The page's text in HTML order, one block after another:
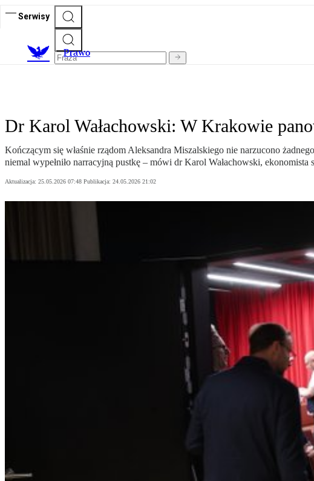
Serwisy
Prawo
Dr Karol Wałachowski: W Krakowie
Kończącym się właśnie rządom Aleksandra Miszalskiego nie narzucono
niemal wypełniło narracyjną pustkę – mówi dr Karol Wałachowski,
Aktualizacja: 25.05.2026 07:48 Publikacja: 24.05.2026 21:02